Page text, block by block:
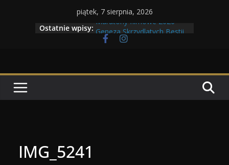
piątek, 7 sierpnia, 2026
Ostatnie wpisy:
Maratony filmowe 2026
Geneza Skrzydlatych Bestii
Wojna krasnoludów z elfami
IMG_5241